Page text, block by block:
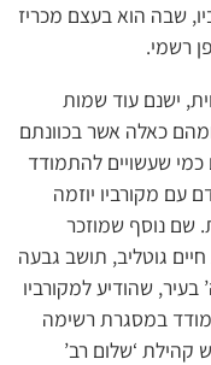
שבה הוא בעצם מכריז
רשמי.
ישנם עוד שמות
כאלה אשר בכוונתם
כמי שעשויים להתמודד
עם מקורביו יוזמה
שם נוסף שמוזכר
גוטליב, תושב גבעה
בעיר, שהודיע למקורביו
במסגרת רשימה
קהילת ‘שלום רב’